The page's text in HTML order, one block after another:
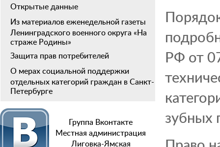
Открытые данные
Из материалов еженедельной газеты
Ленинградского военного округа «На
страже Родины»
Защита прав потребителей
О мерах социальной поддержки
отдельных категорий граждан в Санкт-
Петербурге
Группа Вконтакте
Местная администрация
Лиговка-Ямская
РФ от
зубных